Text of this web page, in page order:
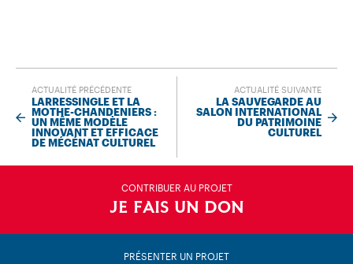
ACTUALITÉ PRÉCÉDENTE
LARRESSINGLE ET LA
MOTHE-CHANDENIERS :
UN MÊME MODÈLE
INNOVANT ET EFFICACE
DE MÉCÉNAT CULTUREL
ACTUALITÉ SUIVANTE
LA SAUVEGARDE AU
SALON INTERNATIONAL
DU PATRIMOINE
CULTUREL
CONTRIBUER AU PROJET
JE FAIS UN DON
PRÉSENTER UN PROJET